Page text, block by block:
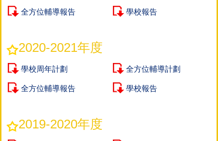
全方位輔導報告 學校報告
2020-2021年度
學校周年計劃 全方位輔導計劃
全方位輔導報告 學校報告
2019-2020年度